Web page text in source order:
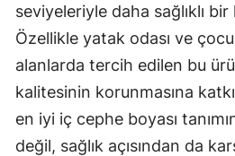
seviyeleriyle daha sağlıklı bir
Özellikle yatak odası ve
alanlarda tercih edilen bu
kalitesinin korunmasına
en iyi iç cephe boyası
değil, sağlık açısından da